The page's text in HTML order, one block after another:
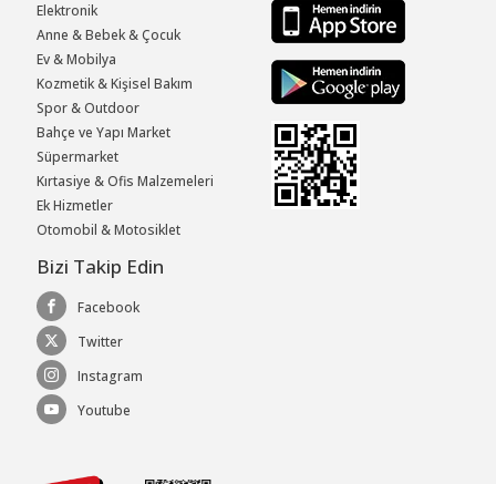
Elektronik
Anne & Bebek & Çocuk
Ev & Mobilya
Kozmetik & Kişisel Bakım
Spor & Outdoor
Bahçe ve Yapı Market
Süpermarket
Kırtasiye & Ofis Malzemeleri
Ek Hizmetler
Otomobil & Motosiklet
Bizi Takip Edin
Facebook
Twitter
Instagram
Youtube